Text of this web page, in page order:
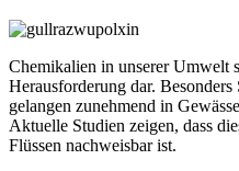
Chemikalien in unserer Umwelt
Herausforderung dar.
gelangen zunehmend in
Aktuelle Studien zeigen, dass
Flüssen nachweisbar ist.